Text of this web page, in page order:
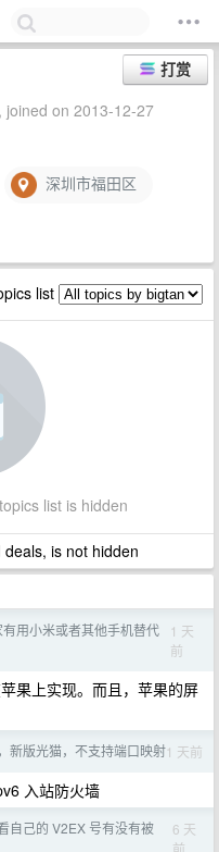
打赏
joined on 2013-12-27
深圳市福田区
list
list is hidden
is not hidden
有用小米或者其他手机替代
1 天
前
果上实现。而且，苹果的屏
新版光猫，不支持端口映射1 天前
入站防火墙
自己的 V2EX 号有没有被
6 天
前